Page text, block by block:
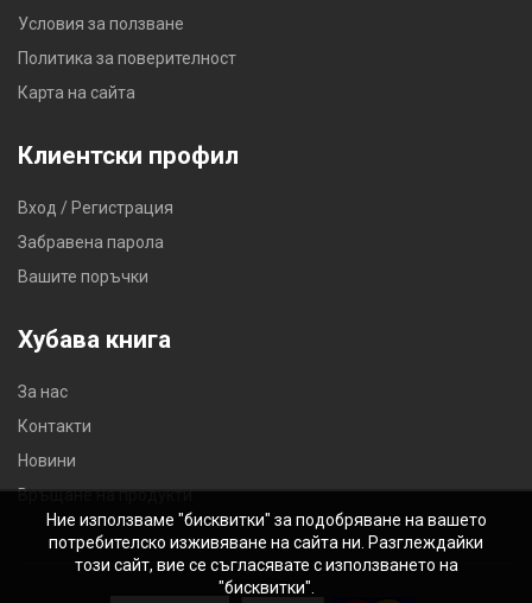
Условия за ползване
Политика за поверителност
Карта на сайта
Клиентски профил
Вход / Регистрация
Забравена парола
Вашите поръчки
Хубава книга
За нас
Контакти
Новини
Връщане на продукти
Ние използваме "бисквитки" за подобряване на вашето
потребителско изживяване на сайта ни. Разглеждайки
този сайт, вие се съгласявате с използването на
"бисквитки".